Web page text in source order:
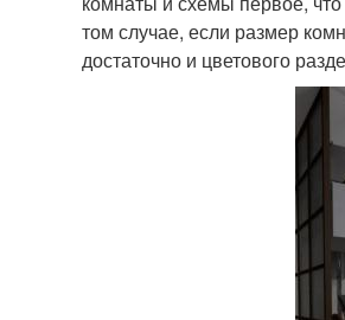
том случае, если размер
достаточно и цветового